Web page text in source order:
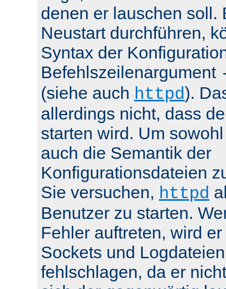
denen er lauschen soll.
Neustart durchführen,
Syntax der
Befehlszeilenargument
(siehe auch httpd).
allerdings nicht, dass
starten wird. Um
auch die Semantik der
Konfigurationsdateien
Sie versuchen, httpd
Benutzer zu starten.
Fehler auftreten, wird
Sockets und
fehlschlagen, da er